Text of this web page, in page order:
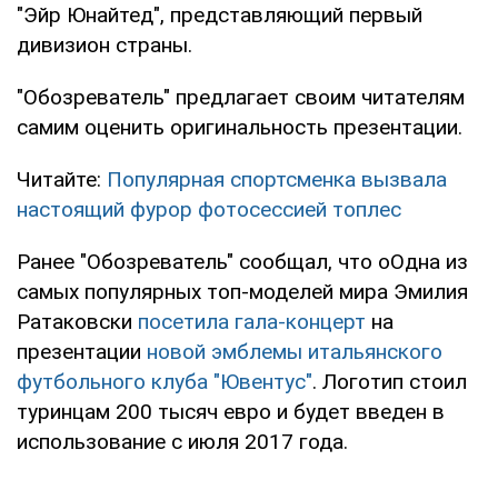
"Эйр Юнайтед", представляющий первый
дивизион страны.
"Обозреватель" предлагает своим читателям
самим оценить оригинальность презентации.
Читайте: Популярная спортсменка вызвала
настоящий фурор фотосессией топлес
Ранее "Обозреватель" сообщал, что оОдна из
самых популярных топ-моделей мира Эмилия
Ратаковски посетила гала-концерт на
презентации новой эмблемы итальянского
футбольного клуба "Ювентус". Логотип стоил
туринцам 200 тысяч евро и будет введен в
использование с июля 2017 года.